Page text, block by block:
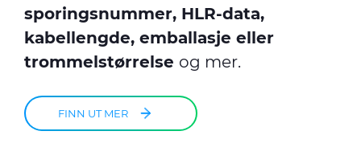
sporingsnummer, HLR-data,
kabellengde, emballasje eller
trommelstørrelse og mer.
FINN UT MER